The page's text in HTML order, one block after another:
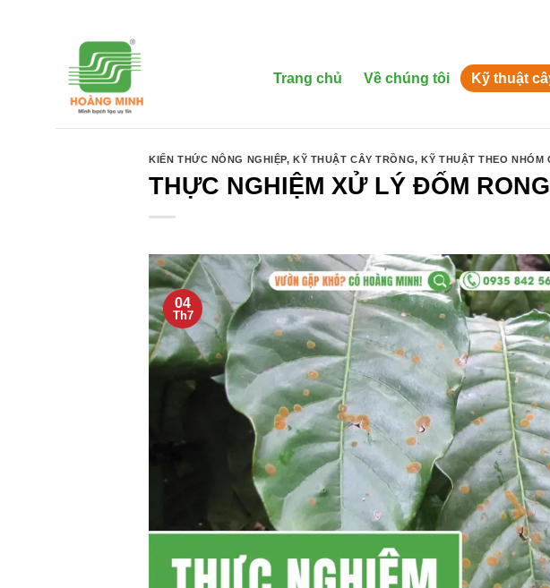
Trang chủ Về chúng tôi Kỹ thuật
KIẾN THỨC NÔNG NGHIỆP,KỸ THUẬT CÂY TRỒNG,KỸ THUẬT THEO NHÓM
THỰC NGHIỆM XỬ LÝ ĐỐM
04
Th7